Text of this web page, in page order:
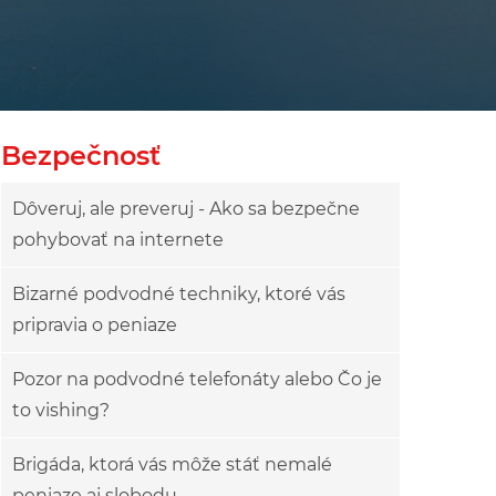
Bezpečnosť
Dôveruj, ale preveruj - Ako sa bezpečne
pohybovať na internete
Bizarné podvodné techniky, ktoré vás
pripravia o peniaze
Pozor na podvodné telefonáty alebo Čo je
to vishing?
Brigáda, ktorá vás môže stáť nemalé